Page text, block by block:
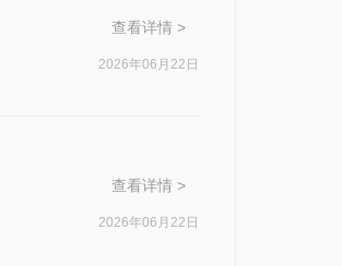
查看详情 >
2026年06月22日
查看详情 >
2026年06月22日